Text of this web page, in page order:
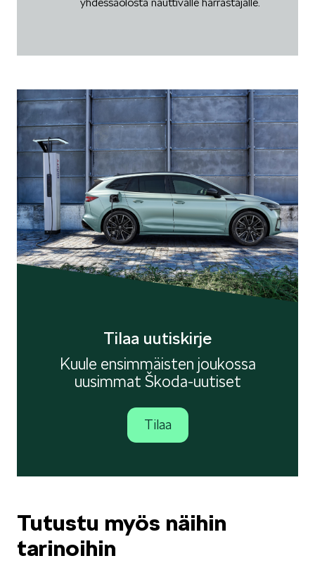
Tilaa uutiskirje
Kuule ensimmäisten joukossa
uusimmat Škoda-uutiset
Tilaa
Tutustu myös näihin
tarinoihin